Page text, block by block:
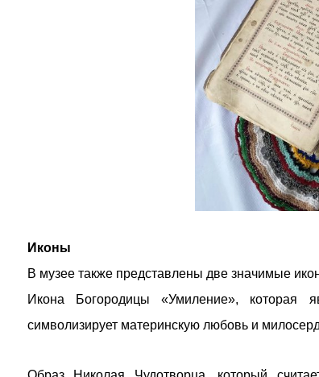
Иконы
В музее также представлены две значимые
Икона Богородицы «Умиление», которая
символизирует материнскую любовь и